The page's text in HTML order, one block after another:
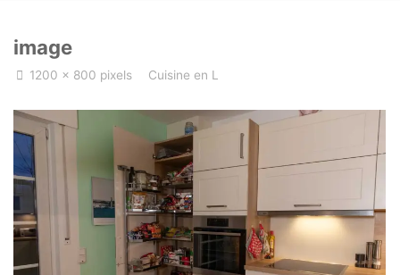
image
Full1200 × 800 pixels Cuisine en L